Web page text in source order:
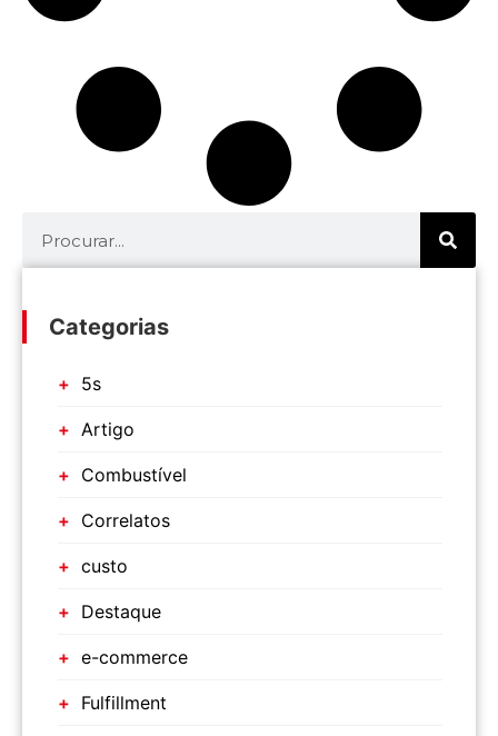
Categorias
5s
Artigo
Combustível
Correlatos
custo
Destaque
e-commerce
Fulfillment